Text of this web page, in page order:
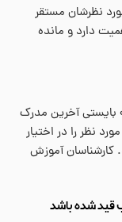
نظرشان مستقر
دارد و مانده
بایستی آخرین مدرک
نظر را در اختیار
کارشناسان آموزش
قید شده باشد